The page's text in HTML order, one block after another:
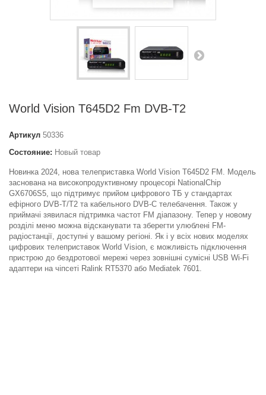
World Vision T645D2 Fm DVB-T2
Артикул 50336
Состояние: Новый товар
Новинка 2024, нова телеприставка World Vision T645D2 FM. Модель
заснована на високопродуктивному процесорі NationalChip
GX6706S5, що підтримує прийом цифрового ТБ у стандартах
ефірного DVB-T/T2 та кабельного DVB-C телебачення. Також у
приймачі зявилася підтримка частот FM діапазону. Тепер у новому
розділі меню можна відсканувати та зберегти улюблені FM-
радіостанції, доступні у вашому регіоні. Як і у всіх нових моделях
цифрових телеприставок World Vision, є можливість підключення
пристрою до бездротової мережі через зовнішні сумісні USB Wi-Fi
адаптери на чіпсеті Ralink RT5370 або Mediatek 7601.